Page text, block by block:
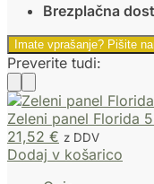
Brezplačna
Imate vprašanje? Pišite
Preverite tudi:
Zeleni panel Florida
21,52 € z DDV
Dodaj v košarico